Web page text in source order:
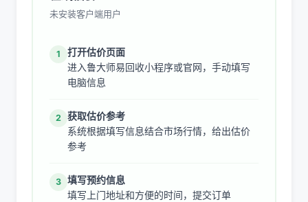
未安装客户端用户
1
打开估价页面
进入鲁大师易回收小程序或官网，手动填写
电脑信息
2 获取估价参考
系统根据填写信息结合市场行情，给出估价
参考
3 填写预约信息
填写上门地址和方便的时间，提交订单